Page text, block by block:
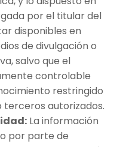
por el titular del
disponibles en
de divulgación o
salvo que el
controlable
restringido
terceros autorizados.
La información
por parte de